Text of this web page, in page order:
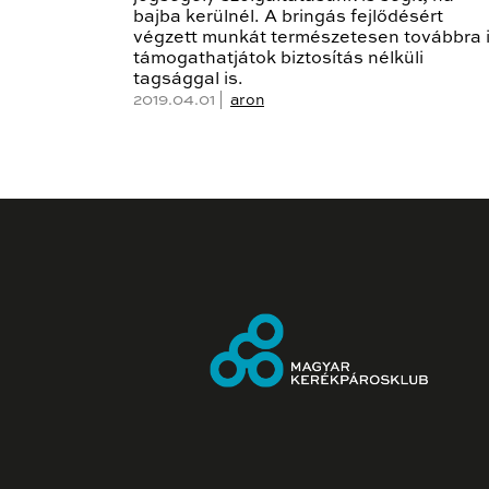
bajba kerülnél. A bringás fejlődésért
végzett munkát természetesen továbbra
támogathatjátok biztosítás nélküli
tagsággal is.
2019.04.01 | aron